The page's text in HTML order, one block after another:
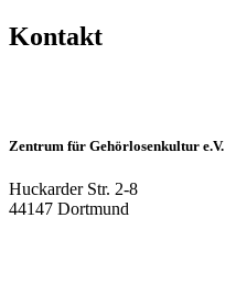
Kontakt
Zentrum für Gehörlosenkultur e.V.
Huckarder Str. 2-8
44147 Dortmund